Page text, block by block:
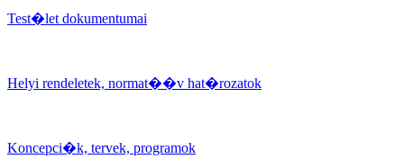
Test�let dokumentumai
Helyi rendeletek, normat��v hat�rozatok
Koncepci�k, tervek, programok